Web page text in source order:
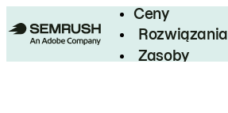
Ceny
Rozwiązania
Zasoby